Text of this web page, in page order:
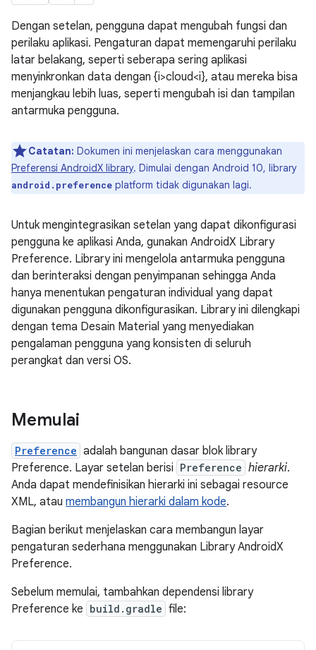
Dengan setelan, pengguna dapat mengubah fungsi dan
perilaku aplikasi. Pengaturan dapat memengaruhi perilaku
latar belakang, seperti seberapa sering aplikasi
menyinkronkan data dengan {i>cloud<i}, atau mereka bisa
menjangkau lebih luas, seperti mengubah isi dan tampilan
antarmuka pengguna.
Catatan: Dokumen ini menjelaskan cara menggunakan
Preferensi AndroidX library. Dimulai dengan Android 10, library
android.preference platform tidak digunakan lagi.
Untuk mengintegrasikan setelan yang dapat dikonfigurasi
pengguna ke aplikasi Anda, gunakan AndroidX Library
Preference. Library ini mengelola antarmuka pengguna
dan berinteraksi dengan penyimpanan sehingga Anda
hanya menentukan pengaturan individual yang dapat
digunakan pengguna dikonfigurasikan. Library ini dilengkapi
dengan tema Desain Material yang menyediakan
pengalaman pengguna yang konsisten di seluruh
perangkat dan versi OS.
Memulai
Preference adalah bangunan dasar blok library
Preference. Layar setelan berisi Preference hierarki.
Anda dapat mendefinisikan hierarki ini sebagai resource
XML, atau membangun hierarki dalam kode.
Bagian berikut menjelaskan cara membangun layar
pengaturan sederhana menggunakan Library AndroidX
Preference.
Sebelum memulai, tambahkan dependensi library
Preference ke build.gradle file: